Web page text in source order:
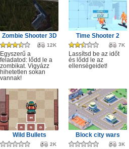
Zombie Shooter 3D
12K
Egyszerű a
feladatod: lődd le a
zombikat. Vigyázz
hihetetlen sokan
vannak!
Time Shooter 2
7K
Lassítsd be az időt
és lődd le az
ellenségeidet!
Wild Bullets
2K
Block city wars
3K